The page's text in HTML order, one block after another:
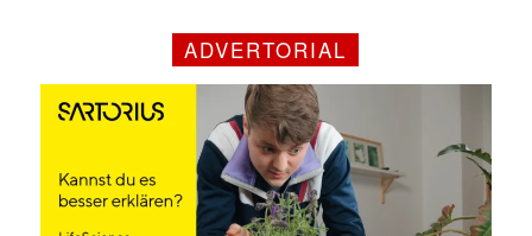
ADVERTORIAL